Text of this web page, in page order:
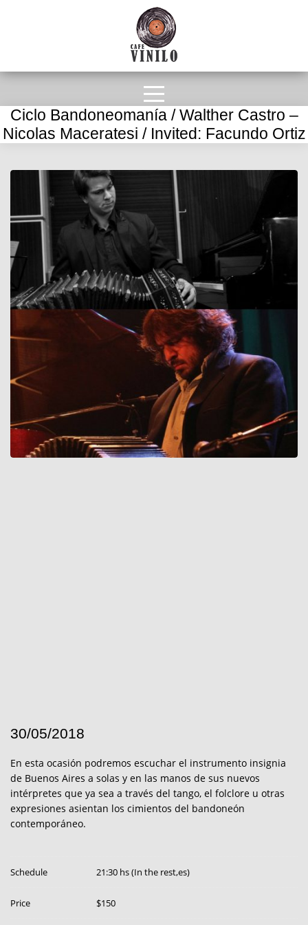
Ciclo Bandoneomanía / Walther Castro –
Nicolas Maceratesi / Invited: Facundo Ortiz
30/05/2018
En esta ocasión podremos escuchar el instrumento insignia
de Buenos Aires a solas y en las manos de sus nuevos
intérpretes que ya sea a través del tango, el folclore u otras
expresiones asientan los cimientos del bandoneón
contemporáneo.
Schedule 21:30 hs (In the rest,es)
Price $150